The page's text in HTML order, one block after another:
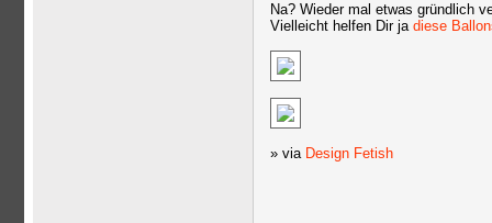
Na? Wieder mal etwas gründlich
Vielleicht helfen Dir ja diese
» via Design Fetish